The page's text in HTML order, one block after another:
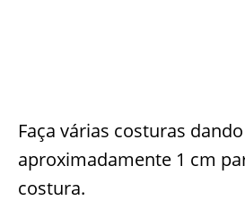
Faça várias costuras
aproximadamente 1 cm
costura.